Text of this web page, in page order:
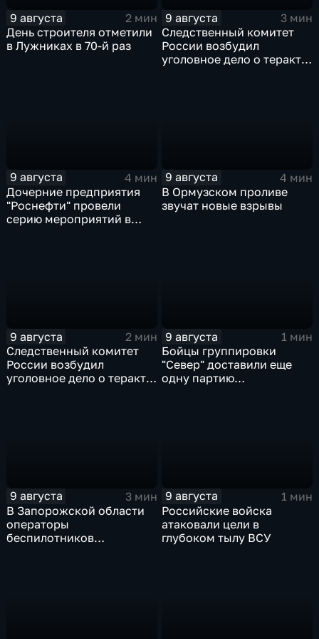
9 августа
2 мин
День строителя отметили
в Лужниках в 70-й раз
9 августа
3 мин
Следственный комитет
России возбудил
уголовное дело о теракте
9 августа
4 мин
Дочерние предприятия
"Роснефти" провели
серию мероприятий в
9 августа
4 мин
В Ормузском проливе
звучат новые взрывы
9 августа
2 мин
Следственный комитет
России возбудил
уголовное дело о теракте
9 августа
1 мин
Бойцы группировки
"Север" доставили еще
одну партию
9 августа
3 мин
В Запорожской области
операторы
беспилотников
9 августа
1 мин
Российские войска
атаковали цели в
глубоком тылу ВСУ